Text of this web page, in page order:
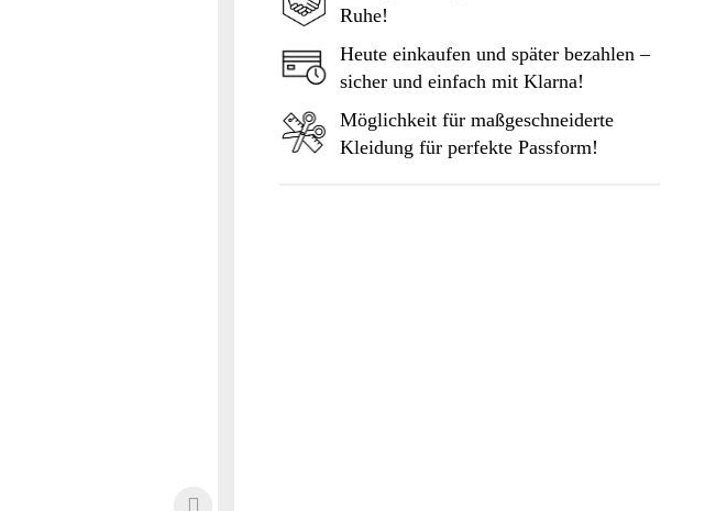
In den Warenkorb
Ruhe!
Heute einkaufen und später bezahlen –
sicher und einfach mit Klarna!
Möglichkeit für maßgeschneiderte
Kleidung für perfekte Passform!